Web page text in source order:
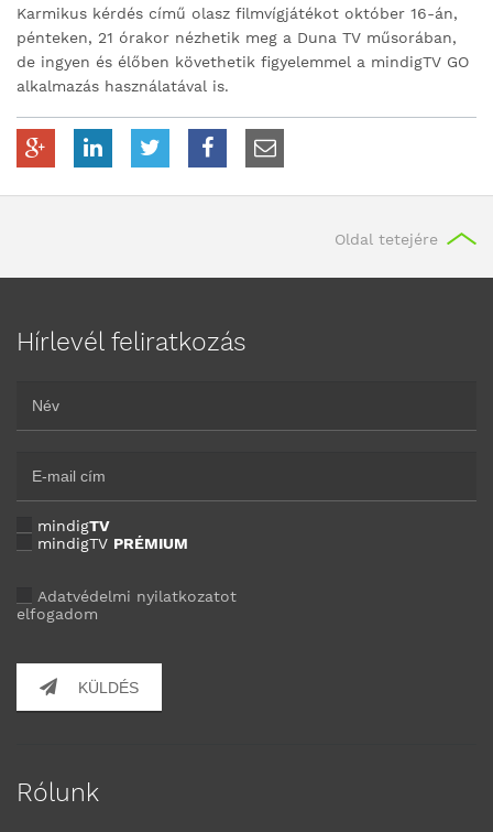
Karmikus kérdés című olasz filmvígjátékot október 16-án,
pénteken, 21 órakor nézhetik meg a Duna TV műsorában,
de ingyen és élőben követhetik figyelemmel a mindigTV GO
alkalmazás használatával is.
Oldal tetejére
Hírlevél feliratkozás
mindigTV
mindigTV PRÉMIUM
Adatvédelmi nyilatkozatot
elfogadom
KÜLDÉS
Rólunk